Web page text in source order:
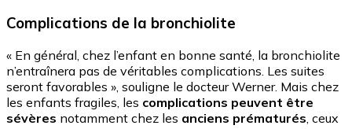
Complications de la bronchiolite
« En général, chez l’enfant en bonne santé, la bronchiolite
n’entraînera pas de véritables complications. Les suites
seront favorables », souligne le docteur Werner. Mais chez
les enfants fragiles, les complications peuvent être
sévères notamment chez les anciens prématurés , ceux